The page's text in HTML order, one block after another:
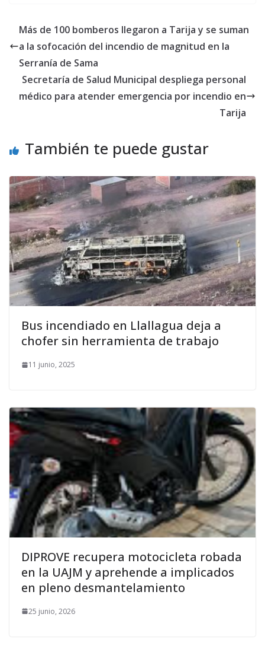
Más de 100 bomberos llegaron a Tarija y se suman
a la sofocación del incendio de magnitud en la
Serranía de Sama
Secretaría de Salud Municipal despliega personal
médico para atender emergencia por incendio en
Tarija
También te puede gustar
Bus incendiado en Llallagua deja a
chofer sin herramienta de trabajo
11 junio, 2025
DIPROVE recupera motocicleta robada
en la UAJM y aprehende a implicados
en pleno desmantelamiento
25 junio, 2026